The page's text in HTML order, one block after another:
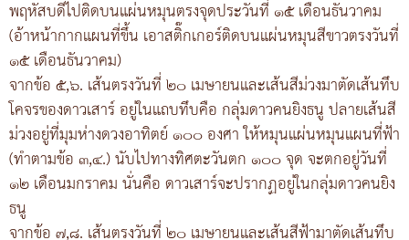
พฤหัสบดีไปติดบนแผ่นหมุนตรงจุดประวันที่ ๑๕ เดือนธันวาคม
(อ้าหน้ากากแผนที่ขึ้น เอาสติ๊กเกอร์ติดบนแผ่นหมุนสีขาวตรงวันที่
๑๕ เดือนธันวาคม)
จากข้อ ๕,๖. เส้นตรงวันที่ ๒๐ เมษายนและเส้นสีม่วงมาตัดเส้นทึบ
โคจรของดาวเสาร์ อยู่ในแถบทึบคือ กลุ่มดาวคนยิงธนู ปลายเส้นสี
ม่วงอยู่ที่มุมห่างดวงอาทิตย์ ๑๐๐ องศา ให้หมุนแผ่นหมุนแผนที่ฟ้า
(ทำตามข้อ ๓,๔.) นับไปทางทิศตะวันตก ๑๐๐ จุด จะตกอยู่วันที่
๑๒ เดือนมกราคม นั่นคือ ดาวเสาร์จะปรากฏอยู่ในกลุ่มดาวคนยิง
ธนู